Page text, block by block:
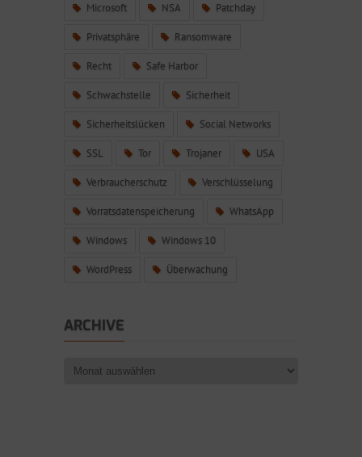
Microsoft NSA Patchday
Privatsphäre Ransomware
Recht Safe Harbor
Schwachstelle Sicherheit
Sicherheitslücken Social Networks
SSL Tor Trojaner USA
Verbraucherschutz Verschlüsselung
Vorratsdatenspeicherung WhatsApp
Windows Windows 10
WordPress Überwachung
ARCHIVE